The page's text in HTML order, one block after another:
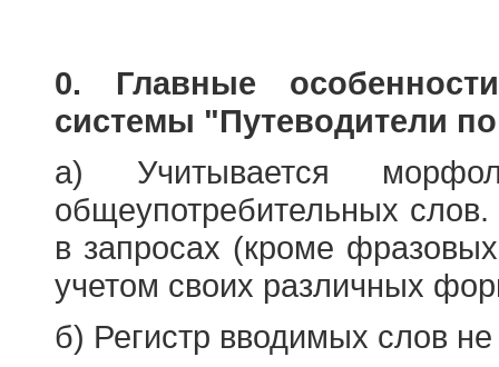
0. Главные
системы "Путеводители
а) Учитывается
общеупотребительных
в запросах (кроме
учетом своих различных
б) Регистр вводимых слов